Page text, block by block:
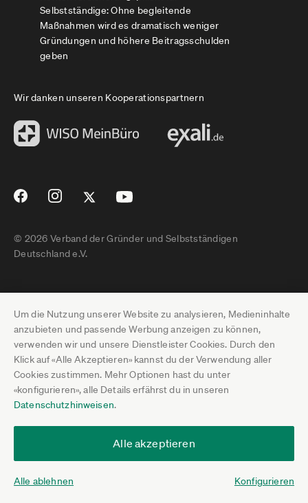
Um die Nutzung unserer Website zu analysieren, Medieninhalte
anzubieten und passende Werbung anzeigen zu können,
verwenden wir und unsere Dienstleister Cookies. Durch den
Klick auf «Alle Akzeptieren» kannst du der Verwendung aller
Cookies zustimmen. Mehr Optionen hast du unter
«konfigurieren», alle Details erfährst du in unseren
Datenschutzhinweisen.
Alle akzeptieren
Alle ablehnen Konfigurieren
Selbstständige: Ohne begleitende
Maßnahmen wird es dramatisch weniger
Gründungen und höhere Beitragsschulden
geben
Wir danken unseren Kooperationspartnern
© 2026 Verband der Gründer und Selbstständigen
Deutschland e.V.
Impressum
Datenschutz
Pressebereich
Jobs